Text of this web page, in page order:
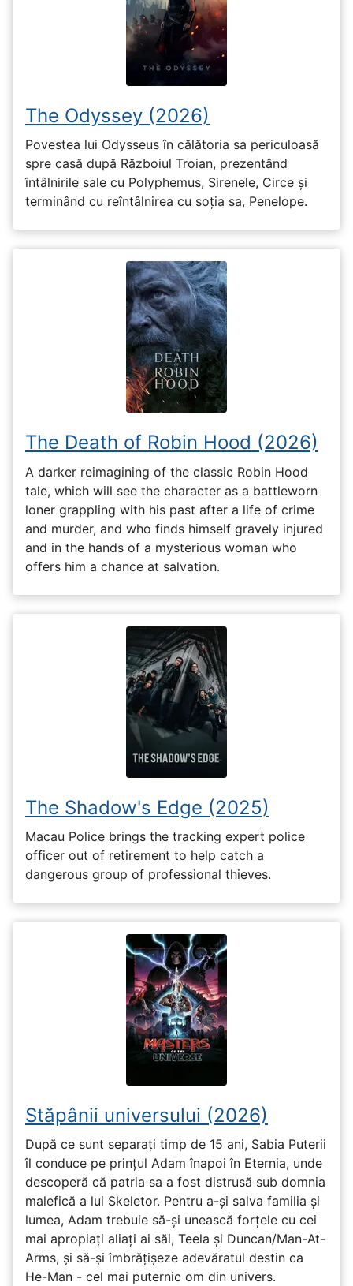
The Odyssey (2026)
Povestea lui Odysseus în călătoria sa periculoasă
spre casă după Războiul Troian, prezentând
întâlnirile sale cu Polyphemus, Sirenele, Circe și
terminând cu reîntâlnirea cu soția sa, Penelope.
The Death of Robin Hood (2026)
A darker reimagining of the classic Robin Hood
tale, which will see the character as a battleworn
loner grappling with his past after a life of crime
and murder, and who finds himself gravely injured
and in the hands of a mysterious woman who
offers him a chance at salvation.
The Shadow's Edge (2025)
Macau Police brings the tracking expert police
officer out of retirement to help catch a
dangerous group of professional thieves.
Stăpânii universului (2026)
După ce sunt separați timp de 15 ani, Sabia Puterii
îl conduce pe prințul Adam înapoi în Eternia, unde
descoperă că patria sa a fost distrusă sub domnia
malefică a lui Skeletor. Pentru a-și salva familia și
lumea, Adam trebuie să-și unească forțele cu cei
mai apropiați aliați ai săi, Teela și Duncan/Man-At-
Arms, și să-și îmbrățișeze adevăratul destin ca
He-Man - cel mai puternic om din univers.